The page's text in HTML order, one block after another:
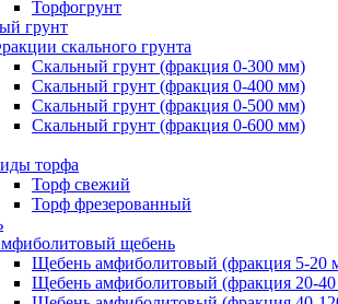
Торфогрунт
грунт
скального грунта
Скальный грунт (фракция 0-300 мм)
Скальный грунт (фракция 0-400 мм)
Скальный грунт (фракция 0-500 мм)
Скальный грунт (фракция 0-600 мм)
торфа
Торф свежий
Торф фрезерованный
щебень
Щебень амфиболитовый (фракция 5-20
Щебень амфиболитовый (фракция 20-